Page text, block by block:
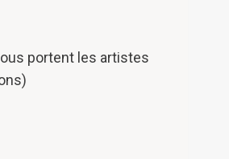
portent les artistes